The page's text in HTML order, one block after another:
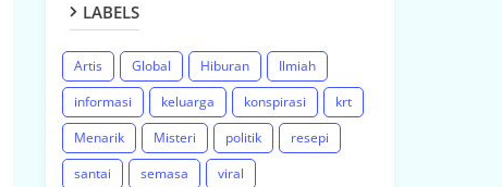
LABELS
Artis Global Hiburan
Ilmiah
informasi
keluarga konspirasi
krt
Menarik
Misteri politik
resepi
santai
semasa viral